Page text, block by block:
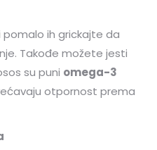
pomalo ih grickajte da
Takođe možete jesti
su puni omega-3
otpornost prema